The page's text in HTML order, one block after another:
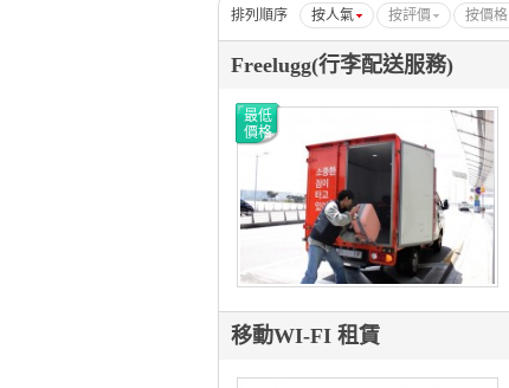
排列順序 按人氣 按評價 按價格
Freelugg(行李配送服務)
最低
價格
移動WI-FI 租賃